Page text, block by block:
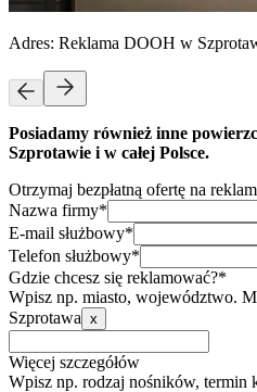
Adres: Reklama DOOH w
Posiadamy również inne
Szprotawie i w całej Polsce.
Otrzymaj bezpłatną ofertę na
Nazwa firmy*
E-mail służbowy*
Telefon służbowy*
Gdzie chcesz się reklamować?*
Wpisz np. miasto, województwo.
Szprotawa x
Więcej szczegółów
Wpisz np. rodzaj nośników, termin